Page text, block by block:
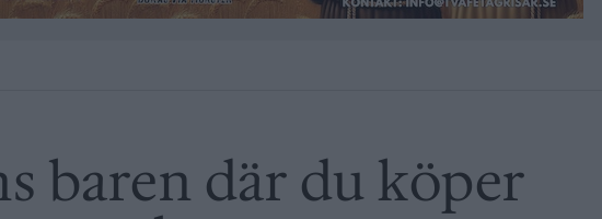
baren där du köper